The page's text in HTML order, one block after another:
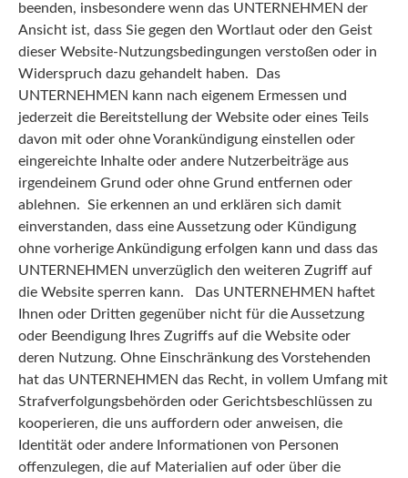
beenden, insbesondere wenn das UNTERNEHMEN der
Ansicht ist, dass Sie gegen den Wortlaut oder den Geist
dieser Website-Nutzungsbedingungen verstoßen oder in
Widerspruch dazu gehandelt haben. Das
UNTERNEHMEN kann nach eigenem Ermessen und
jederzeit die Bereitstellung der Website oder eines Teils
davon mit oder ohne Vorankündigung einstellen oder
eingereichte Inhalte oder andere Nutzerbeiträge aus
irgendeinem Grund oder ohne Grund entfernen oder
ablehnen. Sie erkennen an und erklären sich damit
einverstanden, dass eine Aussetzung oder Kündigung
ohne vorherige Ankündigung erfolgen kann und dass das
UNTERNEHMEN unverzüglich den weiteren Zugriff auf
die Website sperren kann. Das UNTERNEHMEN haftet
Ihnen oder Dritten gegenüber nicht für die Aussetzung
oder Beendigung Ihres Zugriffs auf die Website oder
deren Nutzung. Ohne Einschränkung des Vorstehenden
hat das UNTERNEHMEN das Recht, in vollem Umfang mit
Strafverfolgungsbehörden oder Gerichtsbeschlüssen zu
kooperieren, die uns auffordern oder anweisen, die
Identität oder andere Informationen von Personen
offenzulegen, die auf Materialien auf oder über die